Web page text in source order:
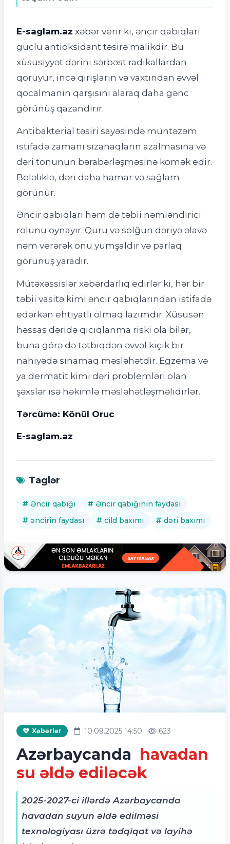
E-saglam.az xəbər verir ki, əncir qabıqları
güclü antioksidant təsirə malikdir. Bu
xüsusiyyət dərini sərbəst radikallardan
qoruyur, incə qırışların və vaxtından əvvəl
qocalmanın qarşısını alaraq daha gənc
görünüş qazandırır.
Antibakterial təsiri sayəsində müntəzəm
istifadə zamanı sızanaqların azalmasına və
dəri tonunun bərabərləşməsinə kömək edir.
Beləliklə, dəri daha hamar və sağlam
görünür.
Əncir qabıqları həm də təbii nəmləndirici
rolunu oynayır. Quru və solğun dəriyə əlavə
nəm verərək onu yumşaldır və parlaq
görünüş yaradır.
Mütəxəssislər xəbərdarlıq edirlər ki, hər bir
təbii vasitə kimi əncir qabıqlarından istifadə
edərkən ehtiyatlı olmaq lazımdır. Xüsusən
həssas dəridə qıcıqlanma riski ola bilər,
buna görə də tətbiqdən əvvəl kiçik bir
nahiyədə sınamaq məsləhətdir. Egzema və
ya dermatit kimi dəri problemləri olan
şəxslər isə həkimlə məsləhətləşməlidirlər.
Tərcümə: Könül Oruc
E-saglam.az
Taglər
Əncir qabığı
Əncir qabığının faydası
əncirin faydası
cild baxımı dəri baxımı
Xəbərlər 10.09.2025 14:50 623
Azərbaycanda havadan
su əldə ediləcək
2025-2027-ci illərdə Azərbaycanda
havadan suyun əldə edilməsi
texnologiyası üzrə tədqiqat və layihə